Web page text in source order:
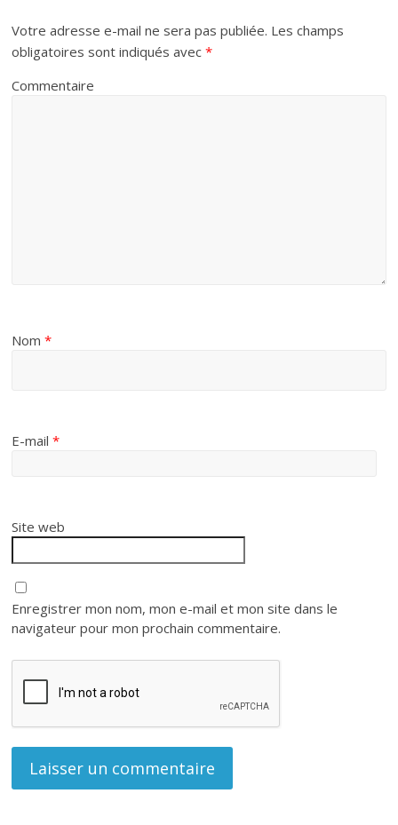
Votre adresse e-mail ne sera pas publiée. Les champs
obligatoires sont indiqués avec*
Commentaire
Nom*
E-mail*
Site web
Enregistrer mon nom, mon e-mail et mon site dans le
navigateur pour mon prochain commentaire.